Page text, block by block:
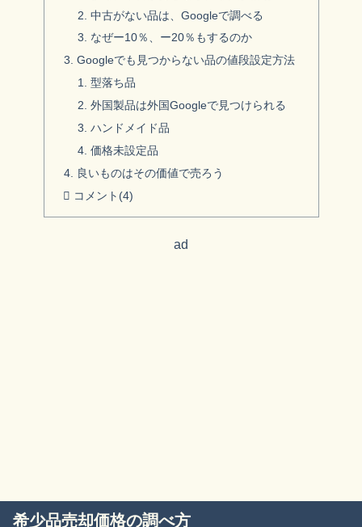
中古がない品は、Googleで調べる
なぜー10％、ー20％もするのか
Googleでも見つからない品の値段設定方法
型落ち品
外国製品は外国Googleで見つけられる
ハンドメイド品
価格未設定品
良いものはその価値で売ろう
コメント (4)
ad
希少品売却価格の調べ方